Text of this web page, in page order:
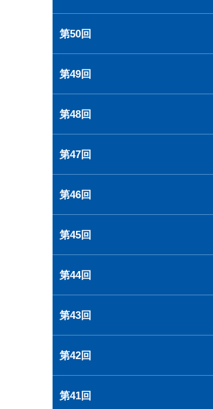
第50回
第49回
第48回
第47回
第46回
第45回
第44回
第43回
第42回
第41回